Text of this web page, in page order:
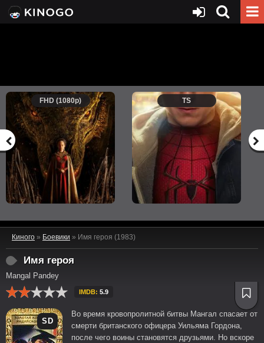
FHD (1080p) TS
Киного » Боевики » Имя героя (1983)
Имя героя
Mangal Pandey
IMDB: 5.9
SD
Во время кровопролитной битвы Мангал спасает от
смерти британского офицера Уильяма Гордона,
после чего воины становятся друзьями. Но вскоре